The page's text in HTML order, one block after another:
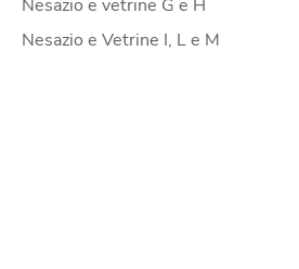
Nesazio e vetrine G e H
Nesazio e Vetrine I, L e M